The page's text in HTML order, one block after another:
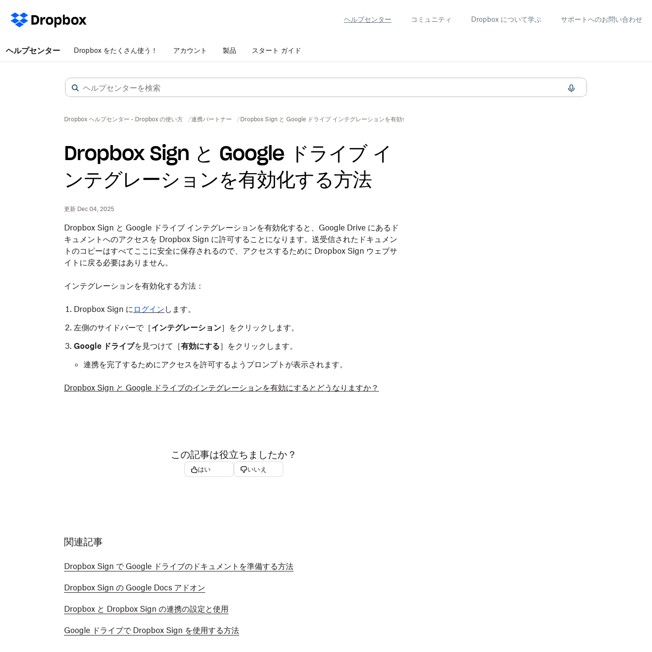
ヘルプセンター コミュニティ Dropbox について学ぶ サポートへのお問い合わせ
ヘルプセンター Dropbox をたくさん使う！ アカウント 製品 スタート ガイド
Dropbox ヘルプセンター - Dropbox の使い方 連携パートナー Dropbox Sign と Google ドライブ インテグレーションを有効化する方法
Dropbox Sign と Google ドライブ イ
ンテグレーションを有効化する方法
更新 Dec 04, 2025
Dropbox Sign と Google ドライブ インテグレーションを有効化すると、Google Drive にあるド
キュメントへのアクセスを Dropbox Sign に許可することになります。送受信されたドキュメン
トのコピーはすべてここに安全に保存されるので、アクセスするために Dropbox Sign ウェブサ
イトに戻る必要はありません。
インテグレーションを有効化する方法：
Dropbox Sign に ログイン します。
左側のサイドバーで［インテグレーション］をクリックします。
Google ドライブを見つけて［有効にする］をクリックします。
連携を完了するためにアクセスを許可するようプロンプトが表示されます。
Dropbox Sign と Google ドライブのインテグレーションを有効にするとどうなりますか？
この記事は役立ちましたか？
はい いいえ
関連記事
Dropbox Sign で Google ドライブのドキュメントを準備する方法
Dropbox Sign の Google Docs アドオン
Dropbox と Dropbox Sign の連携の設定と使用
Google ドライブで Dropbox Sign を使用する方法